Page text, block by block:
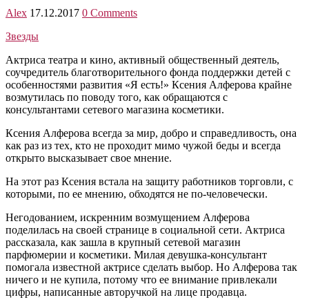
Alex 17.12.2017 0 Comments
Звезды
Актриса театра и кино, активный общественный деятель,
соучредитель благотворительного фонда поддержки детей с
особенностями развития «Я есть!» Ксения Алферова крайне
возмутилась по поводу того, как обращаются с
консультантами сетевого магазина косметики.
Ксения Алферова всегда за мир, добро и справедливость, она
как раз из тех, кто не проходит мимо чужой беды и всегда
открыто высказывает свое мнение.
На этот раз Ксения встала на защиту работников торговли, с
которыми, по ее мнению, обходятся не по-человечески.
Негодованием, искренним возмущением Алферова
поделилась на своей странице в социальной сети. Актриса
рассказала, как зашла в крупный сетевой магазин
парфюмерии и косметики. Милая девушка-консультант
помогала известной актрисе сделать выбор. Но Алферова так
ничего и не купила, потому что ее внимание привлекали
цифры, написанные авторучкой на лице продавца.